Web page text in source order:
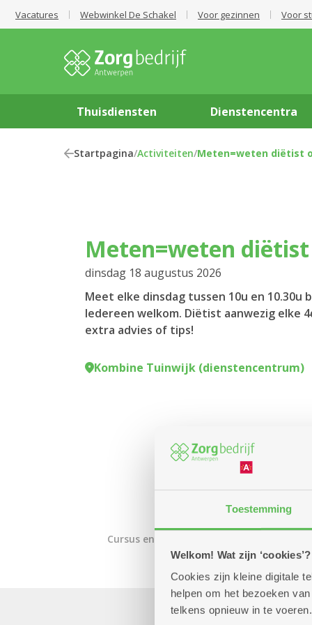
Toestemming
Welkom! Wat zijn ‘cookies’?
Cookies zijn kleine digitale
helpen om het bezoeken
telkens opnieuw in te
Vacatures Webwinkel De Schakel Voor gezinnen Voor
Thuisdiensten Dienstencentra
Startpagina/Activiteiten/Meten=weten diëtist
Meten=weten
dinsdag 18 augustus 2026
Meet elke dinsdag tussen 10u en 10.30u
Iedereen welkom. Diëtist aanwezig elke
extra advies of tips!
Kombine Tuinwijk (dienstencentrum)
Cursus en workshop